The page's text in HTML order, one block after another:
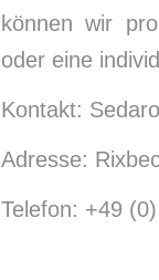
können wir
oder eine
Kontakt:
Adresse:
Telefon: +49